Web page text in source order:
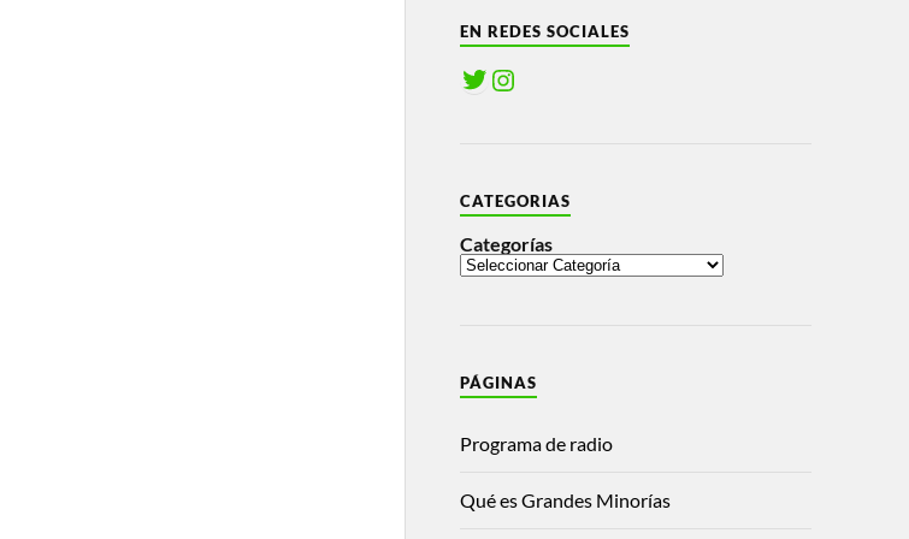
EN REDES SOCIALES
CATEGORIAS
Categorías
PÁGINAS
Programa de radio
Qué es Grandes Minorías